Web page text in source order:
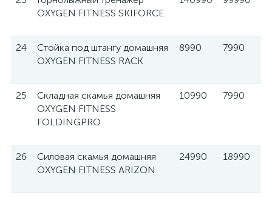
OXYGEN FITNESS SKIFORCE
24
Стойка под штангу домашняя
OXYGEN FITNESS RACK
8990 7990
25
Складная скамья домашняя
OXYGEN FITNESS
FOLDINGPRO
10990 7990
26
Силовая скамья домашняя
OXYGEN FITNESS ARIZON
24990 18990